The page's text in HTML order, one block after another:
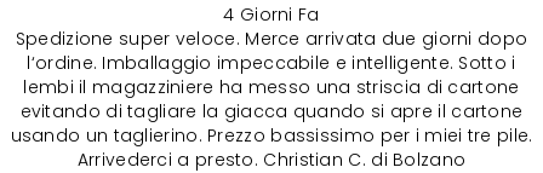
4 Giorni Fa
Spedizione super veloce. Merce arrivata due giorni dopo
l‘ordine. Imballaggio impeccabile e intelligente. Sotto i
lembi il magazziniere ha messo una striscia di cartone
evitando di tagliare la giacca quando si apre il cartone
usando un taglierino. Prezzo bassissimo per i miei tre pile.
Arrivederci a presto. Christian C. di Bolzano